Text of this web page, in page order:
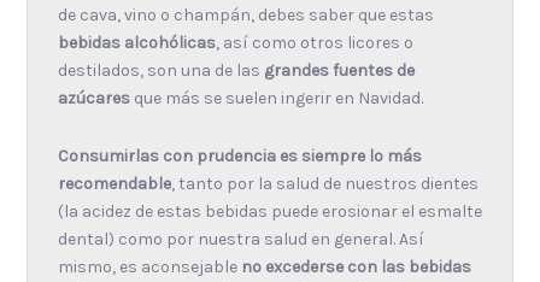
de cava, vino o champán, debes saber que estas
bebidas alcohólicas, así como otros licores o
destilados, son una de las grandes fuentes de
azúcaresque más se suelen ingerir en Navidad.
Consumirlas con prudencia es siempre lo más
recomendable, tanto por la salud de nuestros dientes
(la acidez de estas bebidas puede erosionar el esmalte
dental) como por nuestra salud en general. Así
mismo, es aconsejable no excederse con las bebidas